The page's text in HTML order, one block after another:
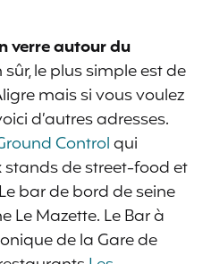
verre autour du
sûr, le plus simple est de
mais si vous voulez
d’autres adresses.
Controlqui
de street-food et
bar de bord de seine
Le Mazette. Le Bar à
de la Gare de